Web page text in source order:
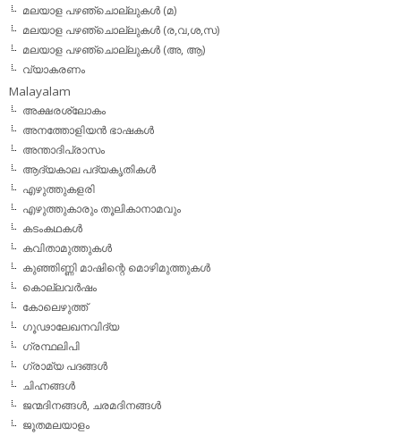
മലയാള പഴഞ്ചൊല്ലുകള്‍ (മ)
മലയാള പഴഞ്ചൊല്ലുകള്‍ (ര,വ,ശ,സ)
മലയാള പഴഞ്ചൊല്ലുകൾ (അ, ആ)
വ്യാകരണം
Malayalam
അക്ഷരശ്ലോകം
അനത്തോളിയന്‍ ഭാഷകള്‍
അന്താദിപ്രാസം
ആദ്യകാല പദ്യകൃതികള്‍
എഴുത്തുകളരി
എഴുത്തുകാരും തൂലികാനാമവും
കടംകഥകള്‍
കവിതാമുത്തുകള്‍
കുഞ്ഞിണ്ണി മാഷിന്റെ മൊഴിമുത്തുകള്‍
കൊല്ലവര്‍ഷം
കോലെഴുത്ത്
ഗൂഢാലേഖനവിദ്യ
ഗ്രന്ഥലിപി
ഗ്രാമ്യ പദങ്ങള്‍
ചിഹ്നങ്ങള്‍
ജന്മദിനങ്ങള്‍, ചരമദിനങ്ങള്‍
ജൂതമലയാളം